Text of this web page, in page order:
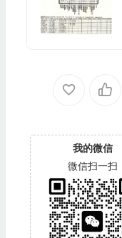
我的微信
微信扫一扫